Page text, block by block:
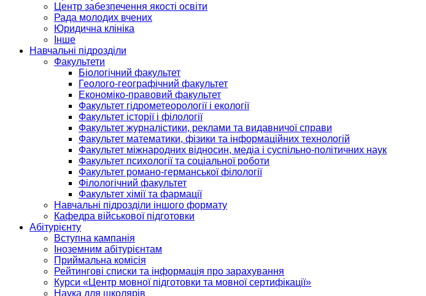
Центр забезпечення якості освіти
Рада молодих вчених
Юридична клініка
Інше
Навчальні підрозділи
Факультети
Біологічний факультет
Геолого-географічний факультет
Економіко-правовий факультет
Факультет гідрометеорології і екології
Факультет історії і філології
Факультет журналістики, реклами та видавничої справи
Факультет математики, фізики та інформаційних технологій
Факультет міжнародних відносин, медіа і суспільно-політичних наук
Факультет психології та соціальної роботи
Факультет романо-германської філології
Філологічний факультет
Факультет хімії та фармації
Навчальні підрозділи іншого формату
Кафедра військової підготовки
Абітурієнту
Вступна кампанія
Іноземним абітурієнтам
Приймальна комісія
Рейтингові списки та інформація про зарахування
Курси «Центр мовної підготовки та мовної сертифікації»
Наука для школярів